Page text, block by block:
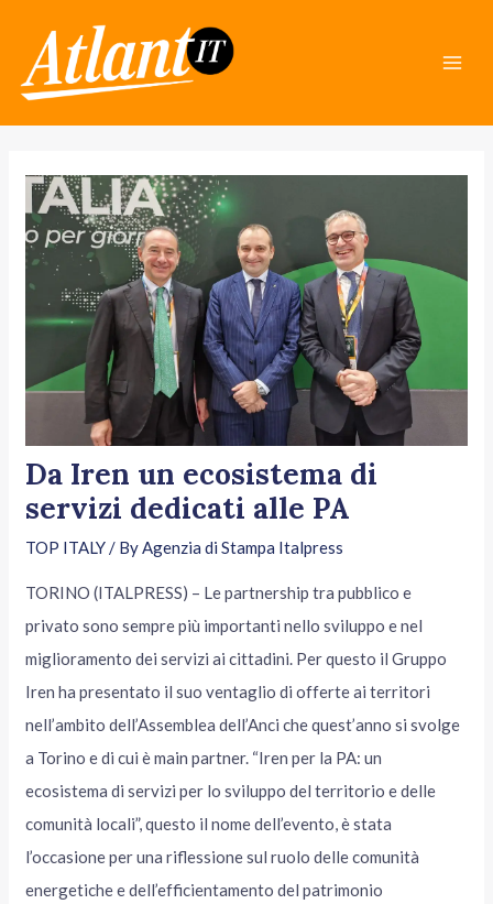
content
Da Iren un ecosistema di
servizi dedicati alle PA
TOP ITALY/ ByAgenzia di Stampa Italpress
TORINO (ITALPRESS) – Le partnership tra pubblico e
privato sono sempre più importanti nello sviluppo e nel
miglioramento dei servizi ai cittadini. Per questo il Gruppo
Iren ha presentato il suo ventaglio di offerte ai territori
nell’ambito dell’Assemblea dell’Anci che quest’anno si svolge
a Torino e di cui è main partner. “Iren per la PA: un
ecosistema di servizi per lo sviluppo del territorio e delle
comunità locali”, questo il nome dell’evento, è stata
l’occasione per una riflessione sul ruolo delle comunità
energetiche e dell’efficientamento del patrimonio
navigation